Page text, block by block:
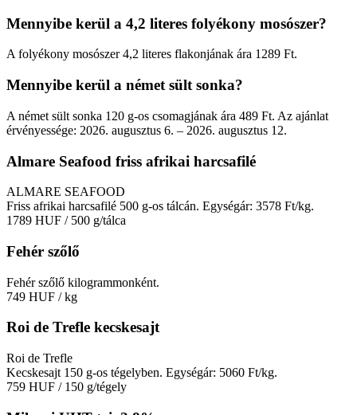
Mennyibe kerül a 4,2 literes folyékony mosószer?
A folyékony mosószer 4,2 literes flakonjának ára 1289 Ft.
Mennyibe kerül a német sült sonka?
A német sült sonka 120 g-os csomagjának ára 489 Ft. Az ajánlat
érvényessége: 2026. augusztus 6. – 2026. augusztus 12.
Almare Seafood friss afrikai harcsafilé
ALMARE SEAFOOD
Friss afrikai harcsafilé 500 g-os tálcán. Egységár: 3578 Ft/kg.
1789 HUF / 500 g/tálca
Fehér szőlő
Fehér szőlő kilogrammonként.
749 HUF / kg
Roi de Trefle kecskesajt
Roi de Trefle
Kecskesajt 150 g-os tégelyben. Egységár: 5060 Ft/kg.
759 HUF / 150 g/tégely